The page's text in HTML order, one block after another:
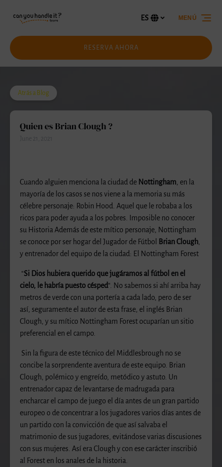
tu
ES
RESERVA AHORA
MENÚ
Atrás a Blog
Quien es Brian Clough ?
Cuando alguien menciona la ciudad de Nottingham , en la
mayoría de los casos se nos viene a la memoria su más
célebre personaje: Robin Hood. Aquel que le robaba a los
ricos para poder ayuda a los pobres. Imposible no conocer
su Historia Además de este mítico personaje, Nottingham
se conoce por ser hogar del Jugador de Fútbol
Brian Clough
y entrenador del equipo de la ciudad: El Nottingham Forest
“Si Dios hubiera querido que jugáramos al fútbol en el
cielo, le habría puesto césped“. No sabemos si ahí arriba hay
metros de verde con una portería a cada lado, pero de ser
así, seguramente el autor de esta frase, el inglés Brian
Clough, y su mítico Nottingham Forest ocuparían un sitio
preferencial en el campo.
Sin la figura de este técnico del Middlesbrough no se
concibe la sorprendente aventura de este equipo. Brian
Clough, polémico y engreído, metódico y astuto. Un
entrenador capaz de levantarse de madrugada para
encharcar el campo de juego el día antes de un gran partido
europeo o de concentrar a los jugadores varios días antes de
un partido con la convicción de que así salvaba el
matrimonio de sus jugadores, evitándose varias discusiones
con sus mujeres. Así era Clough y con ese carácter inscribió
al Forest en los anales de la historia.